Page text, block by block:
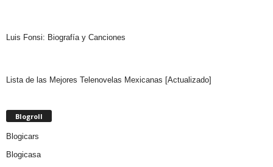
Luis Fonsi: Biografía y Canciones
Lista de las Mejores Telenovelas Mexicanas [Actualizado]
Blogroll
Blogicars
Blogicasa